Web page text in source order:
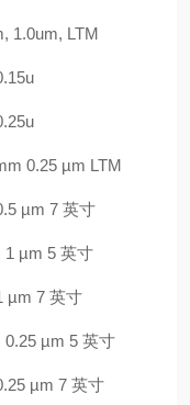
1.0um, LTM
0.25 µm LTM
µm 7 英寸
1 µm 5 英寸
µm 7 英寸
0.25 µm 5 英寸
µm 7 英寸